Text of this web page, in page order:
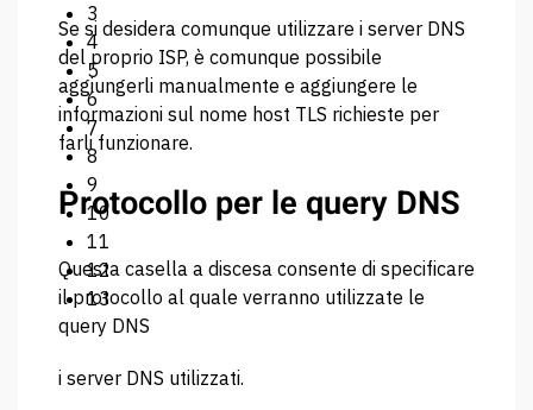
3
4
5
6
7
8
9
10
11
12
13
Se si desidera comunque utilizzare i server DNS
del proprio ISP, è comunque possibile
aggiungerli manualmente e aggiungere le
informazioni sul nome host TLS richieste per
farli funzionare.
Protocollo per le query DNS
Questa casella a discesa consente di specificare
il protocollo al quale verranno utilizzate le
query DNS
i server DNS utilizzati.